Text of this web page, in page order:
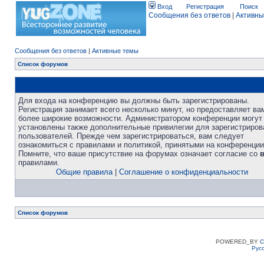
Вход Регистрация Поиск
Сообщения без ответов
Сообщения без ответов | Активные темы
Список форумов
Для входа на конференцию вы должны быть зарегистрированы.
Регистрация занимает всего несколько минут, но предоставляет
более широкие возможности. Администратором конференции
установлены также дополнительные привилегии для
пользователей. Прежде чем зарегистрироваться, вам следует
ознакомиться с правилами и политикой, принятыми на
Помните, что ваше присутствие на форумах означает согласие со
правилами.
Общие правила| Соглашение о конфиденциальности
Список форумов
POWERED_BY